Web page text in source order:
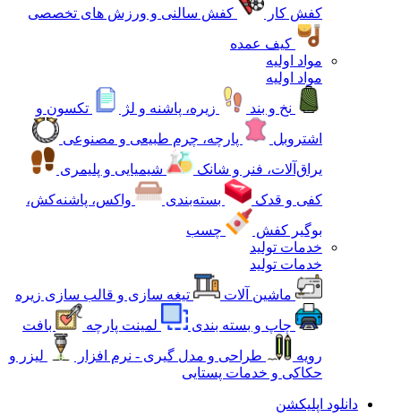
کفش کار
کفش سالنی و ورزش های تخصصی
کیف عمده
مواد اولیه
مواد اولیه
نخ و بند
زیره، پاشنه و لژ
تکسون و
اشتروبل
پارچه، چرم طبیعی و مصنوعی
یراق‌آلات، فنر و شانک
شیمیایی و پلیمری
کفی و قدک
بسته‌بندی
واکس، پاشنه‌کش،
بوگیر کفش
چسب
خدمات تولید
خدمات تولید
ماشین آلات
تیغه سازی و قالب سازی زیره
چاپ و بسته بندی
لمینت پارچه
بافت
رویه
طراحی و مدل گیری - نرم افزار
لیزر و
حکاکی و خدمات پستایی
دانلود اپلیکشن